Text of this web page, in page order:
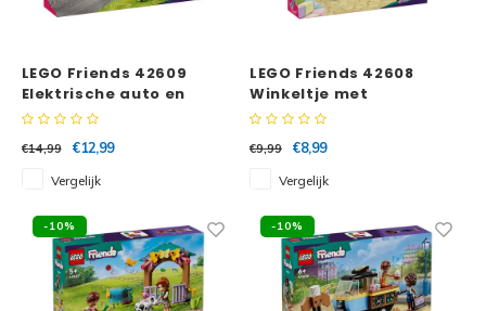
LEGO Friends 42609
Elektrische auto en
oplaadpunt
€14,99
€12,99
Vergelijk
LEGO Friends 42608
Winkeltje met
accessoires
€9,99
€8,99
Vergelijk
-10% -10%